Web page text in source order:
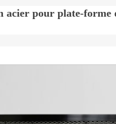
acier pour plate-forme